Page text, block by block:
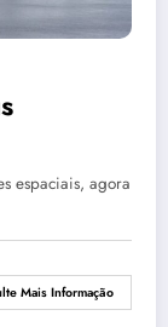
espaciais, agora
Mais Informação